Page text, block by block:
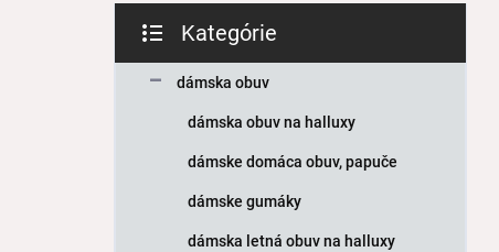
č
kategórie
Kategórie
dámska obuv
dámska obuv na halluxy
dámske domáca obuv, papuče
dámske gumáky
dámska letná obuv na halluxy